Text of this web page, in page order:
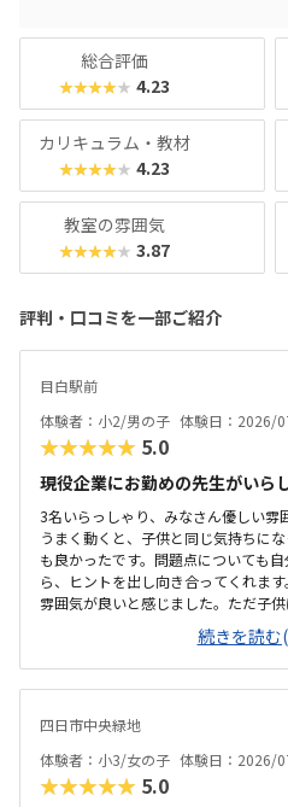
総合評価
★★★★★ 4.23
カリキュラム・教材
★★★★★ 4.23
教室の雰囲気
★★★★★ 3.87
評判・口コミを一部ご紹介
目白駅前
体験者：小2/男の子 体験日：2026/
★★★★★ 5.0
現役企業にお勤めの先生がいら
3名いらっしゃり、みなさん優しい雰
うまく動くと、子供と同じ気持ちに
も良かったです。問題点についても
ら、ヒントを出し向き合ってくれま
雰囲気が良いと感じました。ただ子
の上に「教科書とキットをどこに置
かけてくださり、そこから自分で考
ントをいただきながら、自分で教科
駅近くですが、静かな環境です。急
できました。入室したら必ず手を洗
教科書などもきちんと整理整頓されて
半額になりました。入会金も無料に。
続きを読む
四日市中央緑地
体験者：小3/女の子 体験日：2026/
★★★★★ 5.0